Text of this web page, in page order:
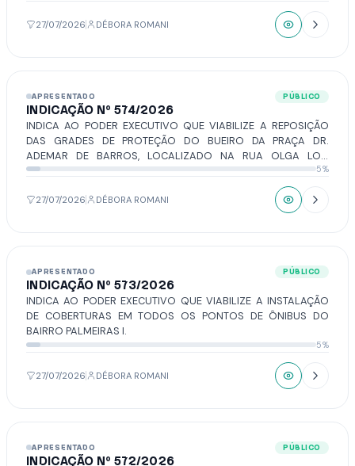
27/07/2026 DÉBORA ROMANI
APRESENTADO PÚBLICO
INDICAÇÃO Nº 574/2026
INDICA AO PODER EXECUTIVO QUE VIABILIZE A REPOSIÇÃO
DAS GRADES DE PROTEÇÃO DO BUEIRO DA PRAÇA DR.
ADEMAR DE BARROS, LOCALIZADO NA RUA OLGA LOTI
CAMARGO, CONFLUÊNCIA COM A RUA MINAS GERAIS.
5%
27/07/2026 DÉBORA ROMANI
APRESENTADO PÚBLICO
INDICAÇÃO Nº 573/2026
INDICA AO PODER EXECUTIVO QUE VIABILIZE A INSTALAÇÃO
DE COBERTURAS EM TODOS OS PONTOS DE ÔNIBUS DO
BAIRRO PALMEIRAS I.
5%
27/07/2026 DÉBORA ROMANI
APRESENTADO PÚBLICO
INDICAÇÃO Nº 572/2026